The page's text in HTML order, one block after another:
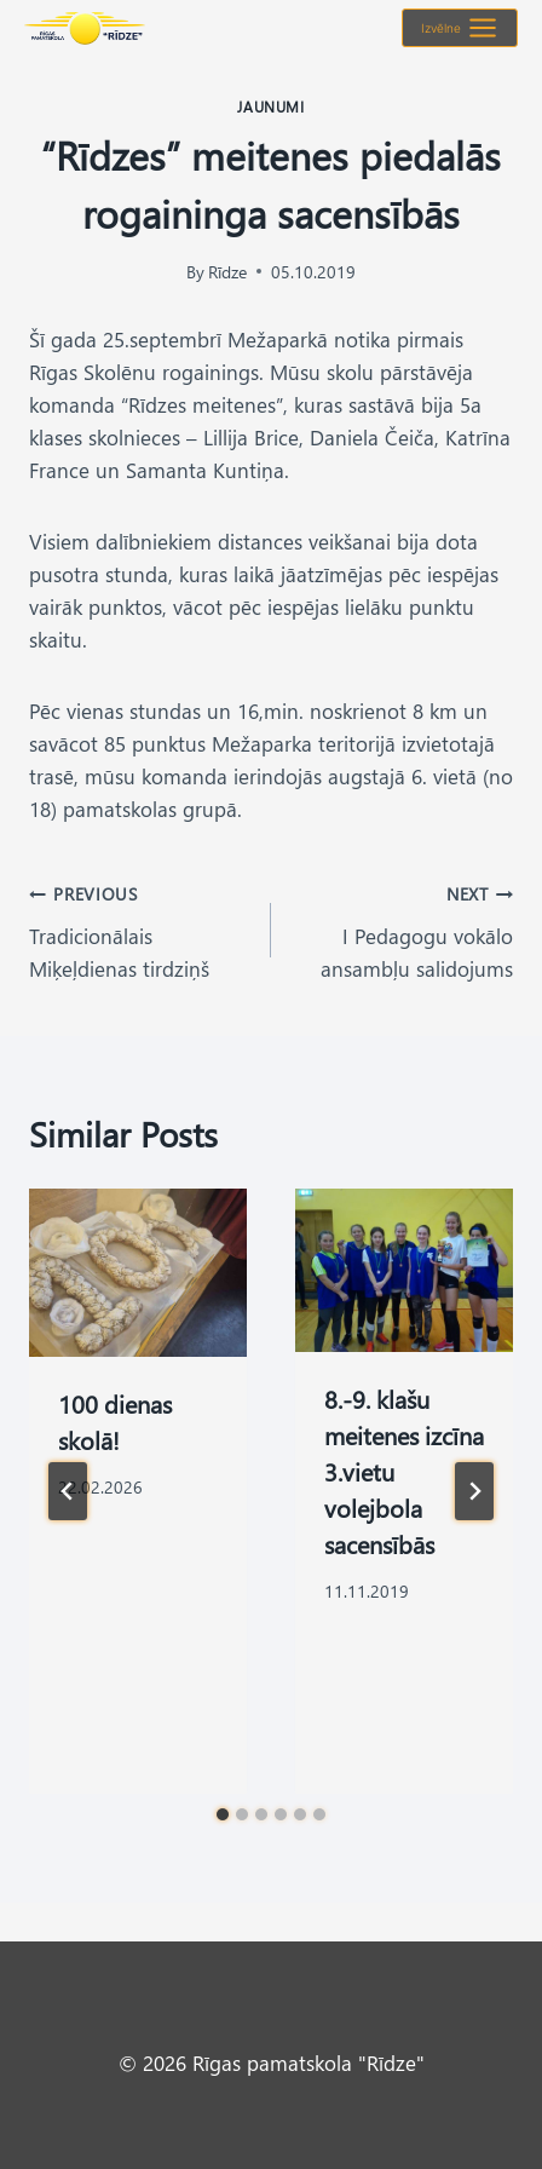
Izvēlne
JAUNUMI
“Rīdzes” meitenes piedalās
rogaininga sacensībās
By Rīdze 05.10.2019
Šī gada 25.septembrī Mežaparkā notika pirmais
Rīgas Skolēnu rogainings. Mūsu skolu pārstāvēja
komanda “Rīdzes meitenes”, kuras sastāvā bija 5a
klases skolnieces – Lillija Brice, Daniela Čeiča, Katrīna
France un Samanta Kuntiņa.
Visiem dalībniekiem distances veikšanai bija dota
pusotra stunda, kuras laikā jāatzīmējas pēc iespējas
vairāk punktos, vācot pēc iespējas lielāku punktu
skaitu.
Pēc vienas stundas un 16,min. noskrienot 8 km un
savācot 85 punktus Mežaparka teritorijā izvietotajā
trasē, mūsu komanda ierindojās augstajā 6. vietā (no
18) pamatskolas grupā.
Post
navigation
PREVIOUS
Tradicionālais
Miķeļdienas tirdziņš
NEXT
I Pedagogu vokālo
ansambļu salidojums
Similar Posts
100 dienas
skolā!
22.02.2026
8.-9. klašu
meitenes izcīna
3.vietu
volejbola
sacensībās
11.11.2019
© 2026 Rīgas pamatskola "Rīdze"